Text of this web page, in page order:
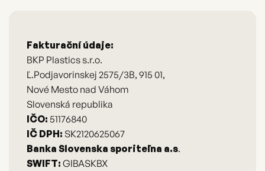
Fakturační údaje:
BKP Plastics s.r.o.
Ľ.Podjavorinskej 2575/3B, 915 01,
Nové Mesto nad Váhom
Slovenská republika
IČO: 51176840
IČ DPH: SK2120625067
Banka Slovenska sporiteľna a.s.
SWIFT: GIBASKBX